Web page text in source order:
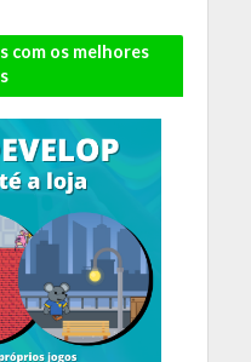
com os melhores